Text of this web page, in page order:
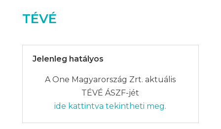
TÉVÉ
Jelenleg hatályos
A One Magyarország Zrt. aktuális
TÉVÉ ÁSZF-jét
ide kattintva tekintheti meg.